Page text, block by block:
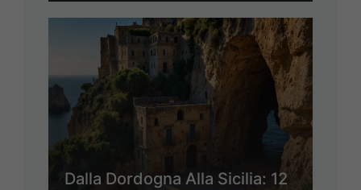
Dalla Dordogna Alla Sicilia: 12